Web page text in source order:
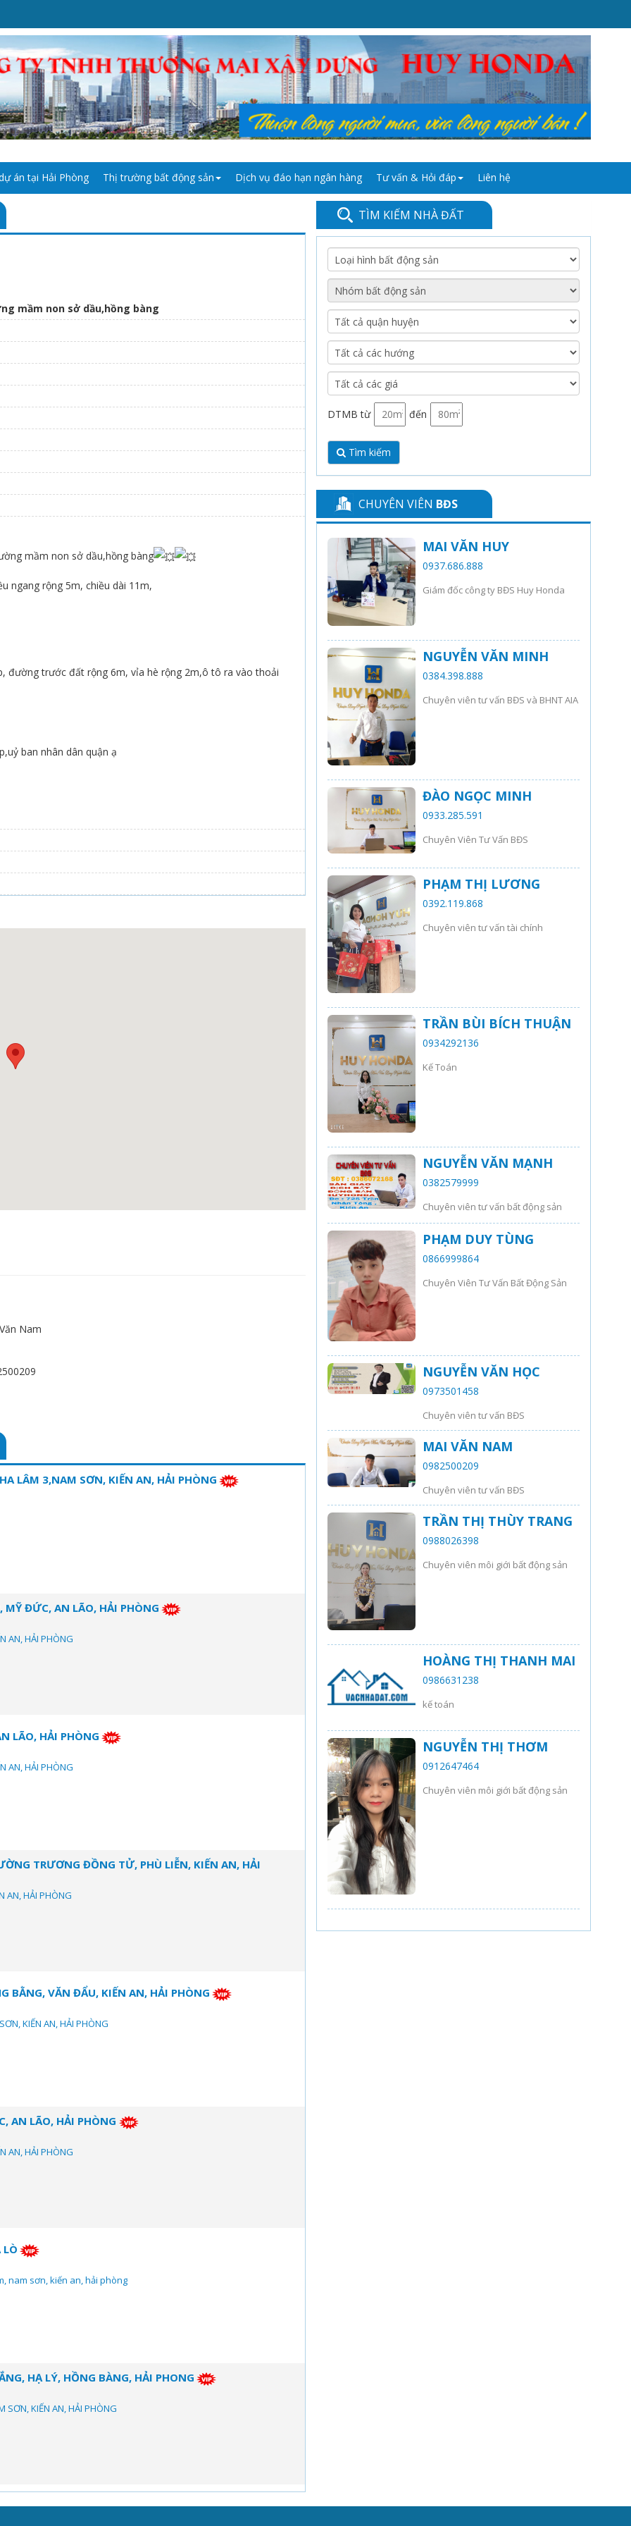
án tại Hải Phòng Thị trường bất động sản Dịch vụ đáo hạn ngân hàng Tư vấn & Hỏi đáp Liên hệ
mầm non sở dầu,hồng bàng
mầm non sở dầu,hồng bàng
ngang rộng 5m, chiều dài 11m,
đường trước đất rộng 6m, vỉa hè rộng 2m,ô tô ra vào thoải
ban nhân dân quận ạ
Nam
LÂM 3,NAM SƠN, KIẾN AN, HẢI PHÒNG
ĐỨC, AN LÃO, HẢI PHÒNG
AN, HẢI PHÒNG
LÃO, HẢI PHÒNG
AN, HẢI PHÒNG
TRƯƠNG ĐỒNG TỬ, PHÙ LIỄN, KIẾN AN, HẢI
AN, HẢI PHÒNG
BẰNG, VĂN ĐẨU, KIẾN AN, HẢI PHÒNG
KIẾN AN, HẢI PHÒNG
AN LÃO, HẢI PHÒNG
AN, HẢI PHÒNG
LÒ
nam sơn, kiến an, hải phòng
HẠ LÝ, HỒNG BÀNG, HẢI PHONG
SƠN, KIẾN AN, HẢI PHÒNG
TÌM KIẾM NHÀ ĐẤT
DTMB từ đến
Tìm kiếm
CHUYÊN VIÊN BĐS
MAI VĂN HUY
0937.686.888
Giám đốc công ty BĐS Huy Honda
NGUYỄN VĂN MINH
0384.398.888
Chuyên viên tư vấn BĐS và BHNT AIA
ĐÀO NGỌC MINH
0933.285.591
Chuyên Viên Tư Vấn BĐS
PHẠM THỊ LƯƠNG
0392.119.868
Chuyên viên tư vấn tài chính
TRẦN BÙI BÍCH THUẬN
0934292136
Kế Toán
NGUYỄN VĂN MẠNH
0382579999
Chuyên viên tư vấn bất động sản
PHẠM DUY TÙNG
0866999864
Chuyên Viên Tư Vấn Bất Động Sản
NGUYỄN VĂN HỌC
0973501458
Chuyên viên tư vấn BĐS
MAI VĂN NAM
0982500209
Chuyên viên tư vấn BĐS
TRẦN THỊ THÙY TRANG
0988026398
Chuyên viên môi giới bất động sản
HOÀNG THỊ THANH MAI
0986631238
kế toán
NGUYỄN THỊ THƠM
0912647464
Chuyên viên môi giới bất động sản